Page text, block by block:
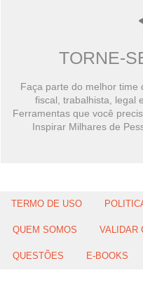
TORNE-
Faça parte do melhor time
fiscal, trabalhista, legal
Ferramentas que você
Inspirar Milhares de
TERMO DE USO
QUEM SOMOS VALIDAR
QUESTÕES E-BOOKS